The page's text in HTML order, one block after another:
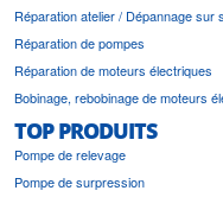
Réparation atelier / Dépannage sur
Réparation de pompes
Réparation de moteurs électriques
Bobinage, rebobinage de moteurs
TOP PRODUITS
Pompe de relevage
Pompe de surpression